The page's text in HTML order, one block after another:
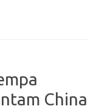
China